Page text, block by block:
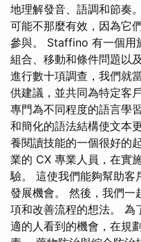
地理解發音、語調和節奏
可能不那麼有效，因為它
參與。 Staffino 有一個用
組合、移動和條件問題以
進行數十項調查，我們就
供建議，並共同為特定客
專門為不同程度的語言學
和簡化的語法結構使文本
養閱讀技能的一個很好的
業的 CX 專業人員，在實
驗。 這使我們能夠幫助客
發展機會。 然後，我們一
項和改善流程的想法。 為
適的人看到的機會，在規